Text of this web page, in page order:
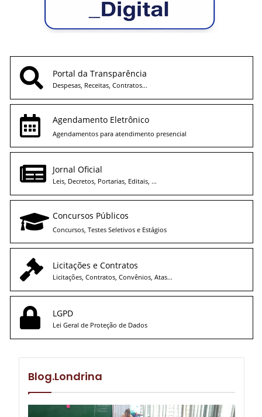
Portal da Transparência
Despesas, Receitas, Contratos...
Agendamento Eletrônico
Agendamentos para atendimento presencial
Jornal Oficial
Leis, Decretos, Portarias, Editais, ...
Concursos Públicos
Concursos, Testes Seletivos e Estágios
Licitações e Contratos
Licitações, Contratos, Convênios, Atas...
LGPD
Lei Geral de Proteção de Dados